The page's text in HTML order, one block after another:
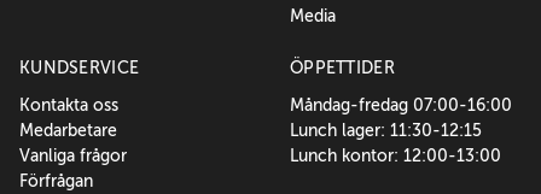
Media
KUNDSERVICE
Kontakta oss
Medarbetare
Vanliga frågor
Förfrågan
ÖPPETTIDER
Måndag-fredag 07:00-16:00
Lunch lager: 11:30-12:15
Lunch kontor: 12:00-13:00